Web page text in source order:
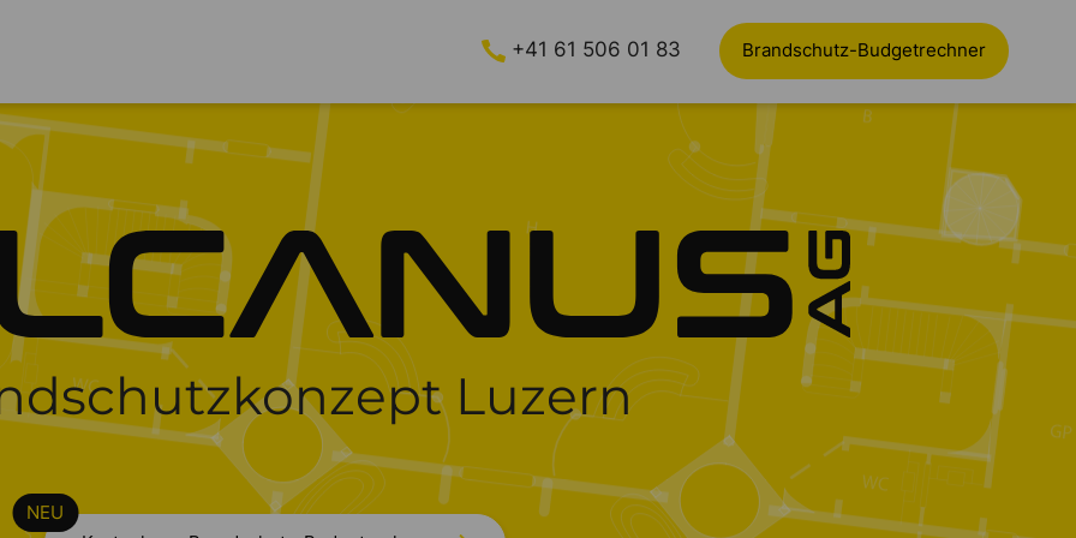
+41 61 506 01 83 Brandschutz-Budgetrechner
Luzern